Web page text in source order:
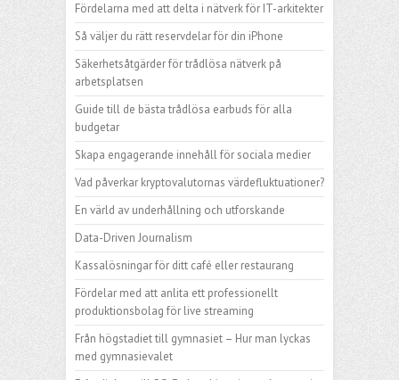
Fördelarna med att delta i nätverk för IT-arkitekter
Så väljer du rätt reservdelar för din iPhone
Säkerhetsåtgärder för trådlösa nätverk på
arbetsplatsen
Guide till de bästa trådlösa earbuds för alla
budgetar
Skapa engagerande innehåll för sociala medier
Vad påverkar kryptovalutornas värdefluktuationer?
En värld av underhållning och utforskande
Data-Driven Journalism
Kassalösningar för ditt café eller restaurang
Fördelar med att anlita ett professionellt
produktionsbolag för live streaming
Från högstadiet till gymnasiet – Hur man lyckas
med gymnasievalet